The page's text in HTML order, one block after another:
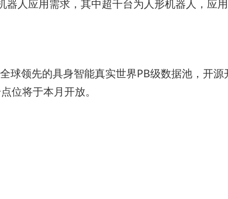
人应用需求，其中超千台为人形机器人，应
球领先的具身智能真实世界PB级数据池，开
位将于本月开放。